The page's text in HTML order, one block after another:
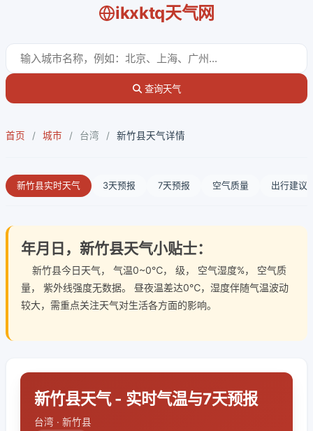
ikxktq天气网
查询天气
首页 / 城市 / 台湾 / 新竹县天气详情
新竹县实时天气 3天预报 7天预报 空气质量 出行建议
年月日，新竹县天气小贴士：
新竹县今日天气， 气温0~0℃， 级， 空气湿度%， 空气质
量， 紫外线强度无数据。 昼夜温差达0℃，湿度伴随气温波动
较大，需重点关注天气对生活各方面的影响。
新竹县天气 - 实时气温与7天预报
台湾 · 新竹县